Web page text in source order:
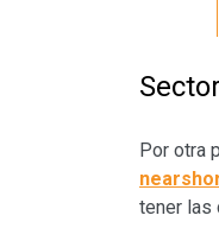
Por otra
tener las